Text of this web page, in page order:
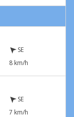
SE
8 km/h
SE
7 km/h